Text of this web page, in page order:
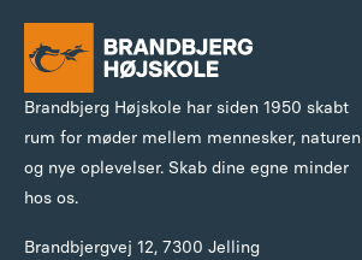
Brandbjerg Højskole har siden 1950 skabt
rum for møder mellem mennesker, naturen
og nye oplevelser. Skab dine egne minder
hos os.
Brandbjergvej 12, 7300 Jelling